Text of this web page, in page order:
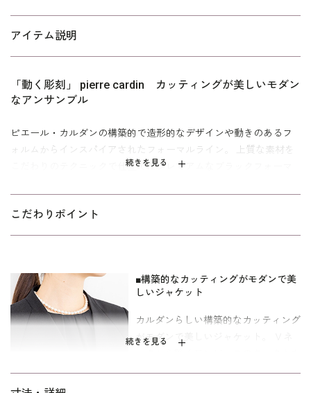
アイテム説明
続きを見る
「動く彫刻」 pierre cardin カッティングが美しいモダン
なアンサンブル
ピエール・カルダンの構築的で造形的なデザインや動きのあるフ
ォルムからインスパイアされたフォーマルライン。 上質な素材を
こだわりのテクニックで仕立てたプレミアムなブラックフォーマ
カルダンらしい構築的なカッティングとストレートラインがシン
ンなので、夏は1枚で着ていただくことができます。オールシーズ
ン活躍してくれるアンサンブルです。
ワンピースの着丈は、ふくらはぎにかかるフォーマル丈。 参列者
としてはもちろんのこと、喪主やご親族の立場にもお勧めできる
ンを使用。 「標準」に比べてウエストを中心にゆとりを持たせて
います。
こだわりポイント
続きを見る
■構築的なカッティングがモダンで美
しいジャケット
カルダンらしい構築的なカッティング
がモダンで美しいジャケット。 Ｖネ